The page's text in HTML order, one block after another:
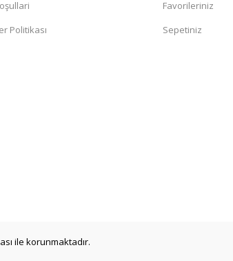
Politikası
Favorileriniz
Sepetiniz
ile korunmaktadır.